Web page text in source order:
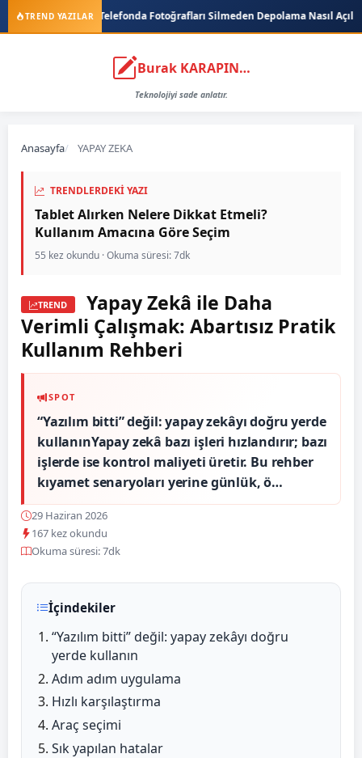
TREND YAZILAR
Fotoğrafları Silmeden Depolama Nasıl Açılır? EA FC Oyununda
Burak KARAPINAR
Teknolojiyi sade anlatır.
Anasayfa YAPAY ZEKA
TRENDLERDEKI YAZI
Tablet Alırken Nelere Dikkat Etmeli?
Kullanım Amacına Göre Seçim
55 kez okundu · Okuma süresi: 7dk
TREND
Yapay Zekâ ile Daha
Verimli Çalışmak: Abartısız Pratik
Kullanım Rehberi
SPOT
“Yazılım bitti” değil: yapay zekâyı doğru yerde
kullanınYapay zekâ bazı işleri hızlandırır; bazı
işlerde ise kontrol maliyeti üretir. Bu rehber
kıyamet senaryoları yerine günlük, ö…
29 Haziran 2026
167 kez okundu
Okuma süresi: 7dk
İçindekiler
“Yazılım bitti” değil: yapay zekâyı doğru
yerde kullanın
Adım adım uygulama
Hızlı karşılaştırma
Araç seçimi
Sık yapılan hatalar